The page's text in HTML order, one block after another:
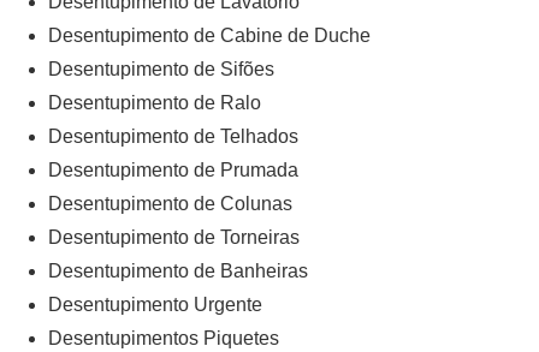
Desentupimento de Cabine de Duche
Desentupimento de Sifões
Desentupimento de Ralo
Desentupimento de Telhados
Desentupimento de Prumada
Desentupimento de Colunas
Desentupimento de Torneiras
Desentupimento de Banheiras
Desentupimento Urgente
Desentupimentos Piquetes